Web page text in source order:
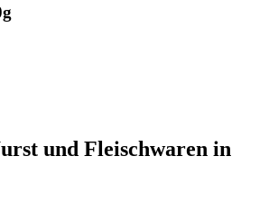
und Fleischwaren in